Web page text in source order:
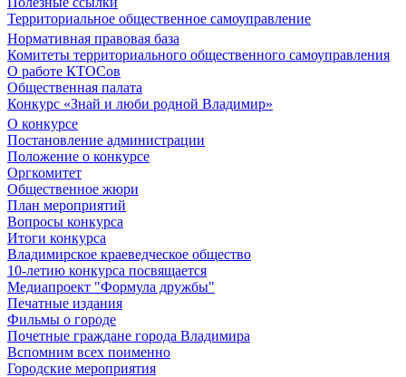
Территориальное общественное самоуправление
Нормативная правовая база
Комитеты территориального общественного самоуправления
О работе КТОСов
Общественная палата
Конкурс «Знай и люби родной Владимир»
О конкурсе
Постановление администрации
Положение о конкурсе
Оргкомитет
Общественное жюри
План мероприятий
Вопросы конкурса
Итоги конкурса
Владимирское краеведческое общество
10-летию конкурса посвящается
Медиапроект "Формула дружбы"
Печатные издания
Фильмы о городе
Почетные граждане города Владимира
Вспомним всех поименно
Городские мероприятия